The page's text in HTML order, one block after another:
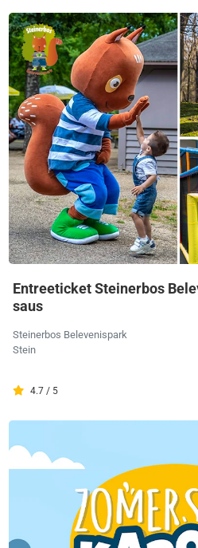
Entreeticket Steinerbos
saus
Steinerbos Belevenispark
Stein
4.7 / 5